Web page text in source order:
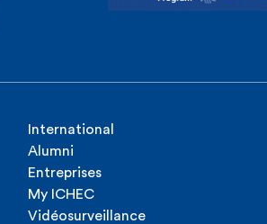
International
Alumni
Entreprises
My ICHEC
Vidéosurveillance